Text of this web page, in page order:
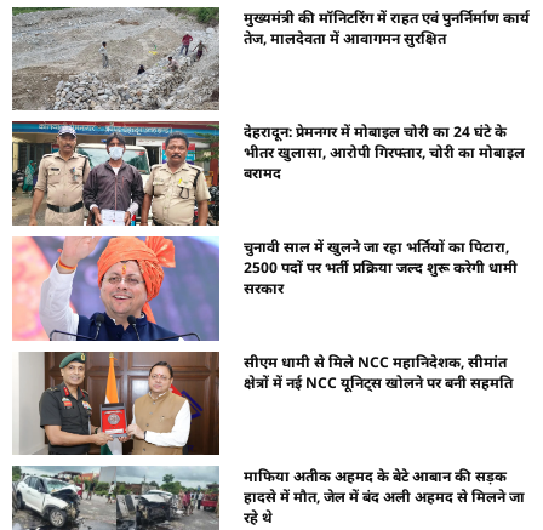
मुख्यमंत्री की मॉनिटरिंग में राहत एवं पुनर्निर्माण कार्य
तेज, मालदेवता में आवागमन सुरक्षित
देहरादून: प्रेमनगर में मोबाइल चोरी का 24 घंटे के
भीतर खुलासा, आरोपी गिरफ्तार, चोरी का मोबाइल
बरामद
चुनावी साल में खुलने जा रहा भर्तियों का पिटारा,
2500 पदों पर भर्ती प्रक्रिया जल्द शुरू करेगी धामी
सरकार
सीएम धामी से मिले NCC महानिदेशक, सीमांत
क्षेत्रों में नई NCC यूनिट्स खोलने पर बनी सहमति
माफिया अतीक अहमद के बेटे आबान की सड़क
हादसे में मौत, जेल में बंद अली अहमद से मिलने जा
रहे थे